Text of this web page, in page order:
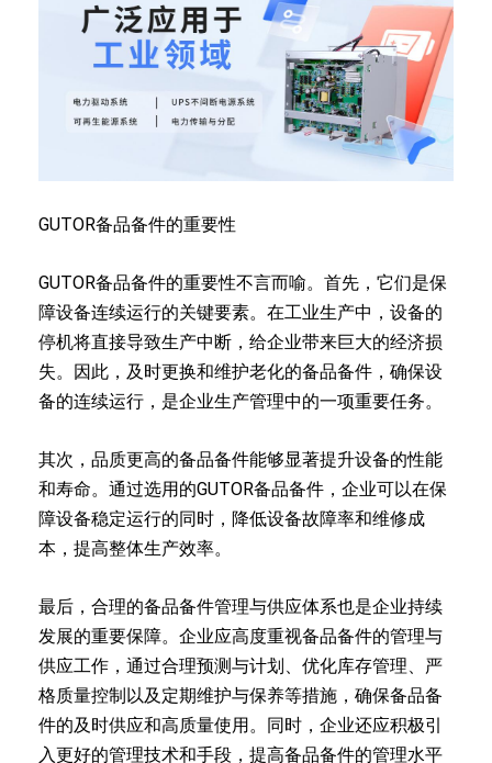
GUTOR备品备件的重要性
GUTOR备品备件的重要性不言而喻。首先，它们是保
障设备连续运行的关键要素。在工业生产中，设备的
停机将直接导致生产中断，给企业带来巨大的经济损
失。因此，及时更换和维护老化的备品备件，确保设
备的连续运行，是企业生产管理中的一项重要任务。
其次，品质更高的备品备件能够显著提升设备的性能
和寿命。通过选用的GUTOR备品备件，企业可以在保
障设备稳定运行的同时，降低设备故障率和维修成
本，提高整体生产效率。
最后，合理的备品备件管理与供应体系也是企业持续
发展的重要保障。企业应高度重视备品备件的管理与
供应工作，通过合理预测与计划、优化库存管理、严
格质量控制以及定期维护与保养等措施，确保备品备
件的及时供应和高质量使用。同时，企业还应积极引
入更好的管理技术和手段，提高备品备件的管理水平